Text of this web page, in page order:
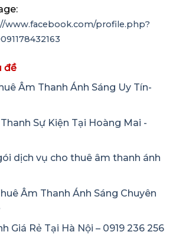
www.facebook.com/profile.php?
đề
Âm Thanh Ánh Sáng Uy Tín-
Sự Kiện Tại Hoàng Mai -
dịch vụ cho thuê âm thanh ánh
Âm Thanh Ánh Sáng Chuyên
Giá Rẻ Tại Hà Nội – 0919 236 256